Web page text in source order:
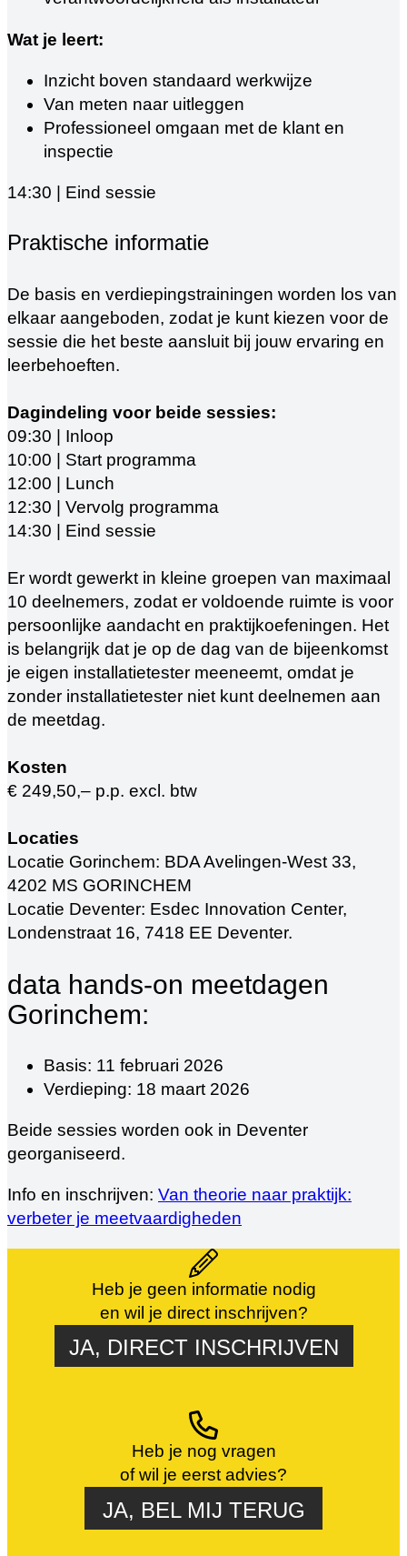
Wat je leert:
Inzicht boven standaard werkwijze
Van meten naar uitleggen
Professioneel omgaan met de klant en
inspectie
14:30 | Eind sessie
Praktische informatie
De basis en verdiepingstrainingen worden los van
elkaar aangeboden, zodat je kunt kiezen voor de
sessie die het beste aansluit bij jouw ervaring en
leerbehoeften.
Dagindeling voor beide sessies:
09:30 | Inloop
10:00 | Start programma
12:00 | Lunch
12:30 | Vervolg programma
14:30 | Eind sessie
Er wordt gewerkt in kleine groepen van maximaal
10 deelnemers, zodat er voldoende ruimte is voor
persoonlijke aandacht en praktijkoefeningen. Het
is belangrijk dat je op de dag van de bijeenkomst
je eigen installatietester meeneemt, omdat je
zonder installatietester niet kunt deelnemen aan
de meetdag.
Kosten
€ 249,50,– p.p. excl. btw
Locaties
Locatie Gorinchem: BDA Avelingen-West 33,
4202 MS GORINCHEM
Locatie Deventer: Esdec Innovation Center,
Londenstraat 16, 7418 EE Deventer.
data hands-on meetdagen
Gorinchem:
Basis: 11 februari 2026
Verdieping: 18 maart 2026
Beide sessies worden ook in Deventer
georganiseerd.
Info en inschrijven: Van theorie naar praktijk:
verbeter je meetvaardigheden
Heb je geen informatie nodig
en wil je direct inschrijven?
JA, DIRECT INSCHRIJVEN
Heb je nog vragen
of wil je eerst advies?
JA, BEL MIJ TERUG